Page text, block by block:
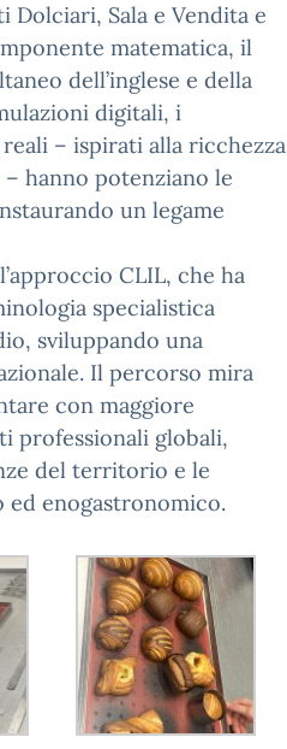
Sala e Vendita e
matematica, il
dell’inglese e della
digitali, i
– ispirati alla ricchezza
hanno potenziano le
un legame
CLIL, che ha
specialistica
sviluppando una
Il percorso mira
con maggiore
professionali globali,
del territorio e le
enogastronomico.